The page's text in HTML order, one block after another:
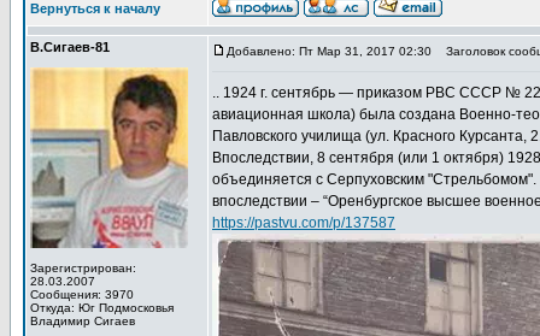
Вернуться к началу
В.Сигаев-81
Зарегистрирован:
28.03.2007
Сообщения: 3970
Откуда: Юг Подмосковья
Владимир Сигаев
Добавлено: Пт Мар 31, 2017 02:30 Заголовок
.. 1924 г. сентябрь — приказом РВС СССР №
авиационная школа) была создана Военно-
Павловского училища (ул. Красного
Впоследствии, 8 сентября (или 1 октября)
объединяется с Серпуховским
впоследствии – “Оренбургское высшее
https://pastvu.com/p/137587